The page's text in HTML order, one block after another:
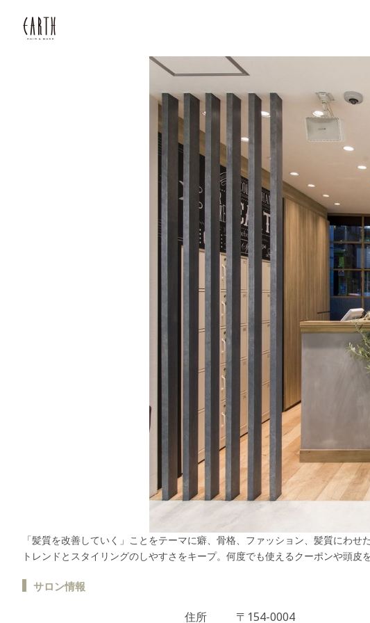
「髪質を改善していく」ことをテーマに癖、骨格、ファッション、髪質にわ
トレンドとスタイリングのしやすさをキープ。何度でも使えるクーポンや頭皮
サロン情報
住所 〒154-0004